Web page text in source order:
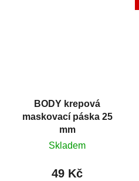
BODY krepová
maskovací páska 25
mm
Skladem
49 Kč